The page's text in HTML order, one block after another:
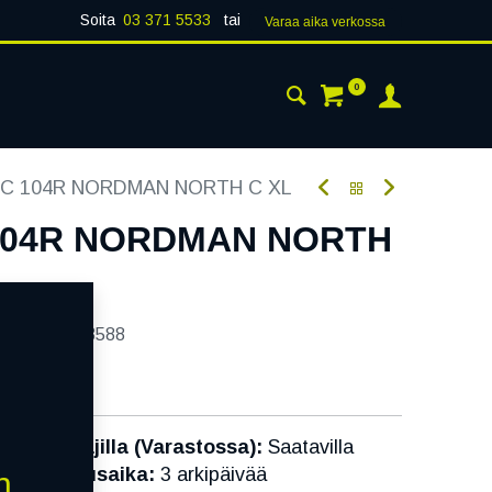
Soita 03 371 5533 tai Varaa aika verk​​​​ossa
0
104R NORDMAN NORTH C XL
NORDMAN NORTH
243588
Toimittajilla (Varastossa): Saatavilla
Toimitusaika: 3 arkipäivää